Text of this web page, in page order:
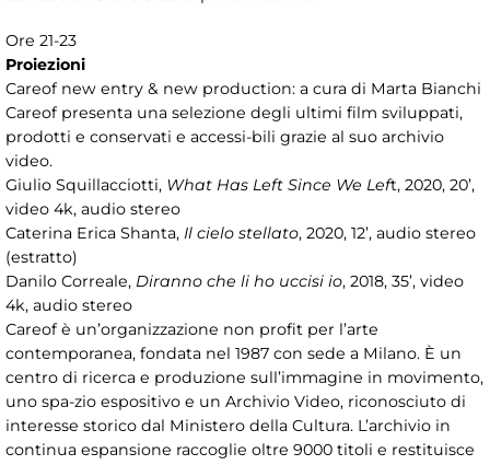
Ore 21-23
Proiezioni
Careof new entry & new production: a cura di Marta Bianchi
Careof presenta una selezione degli ultimi film sviluppati,
prodotti e conservati e accessi-bili grazie al suo archivio
video.
Giulio Squillacciotti, What Has Left Since We Left, 2020, 20’,
video 4k, audio stereo
Caterina Erica Shanta, Il cielo stellato, 2020, 12’, audio stereo
(estratto)
Danilo Correale, Diranno che li ho uccisi io, 2018, 35’, video
4k, audio stereo
Careof è un’organizzazione non profit per l’arte
contemporanea, fondata nel 1987 con sede a Milano. È un
centro di ricerca e produzione sull’immagine in movimento,
uno spa-zio espositivo e un Archivio Video, riconosciuto di
interesse storico dal Ministero della Cultura. L’archivio in
continua espansione raccoglie oltre 9000 titoli e restituisce